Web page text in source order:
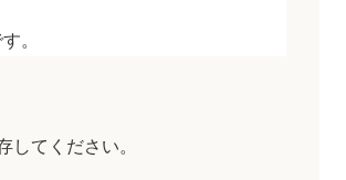
。
てください。